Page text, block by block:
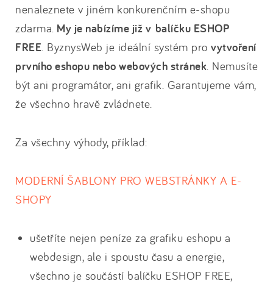
nenaleznete v jiném konkurenčním e-shopu
zdarma. My je nabízíme již v balíčku ESHOP
FREE. ByznysWeb je ideální systém pro vytvoření
prvního eshopu nebo webových stránek. Nemusíte
být ani programátor, ani grafik. Garantujeme vám,
že všechno hravě zvládnete.
Za všechny výhody, příklad:
MODERNÍ ŠABLONY PRO WEBSTRÁNKY A E-
SHOPY
ušetříte nejen peníze za grafiku eshopu a
webdesign, ale i spoustu času a energie,
všechno je součástí balíčku ESHOP FREE,